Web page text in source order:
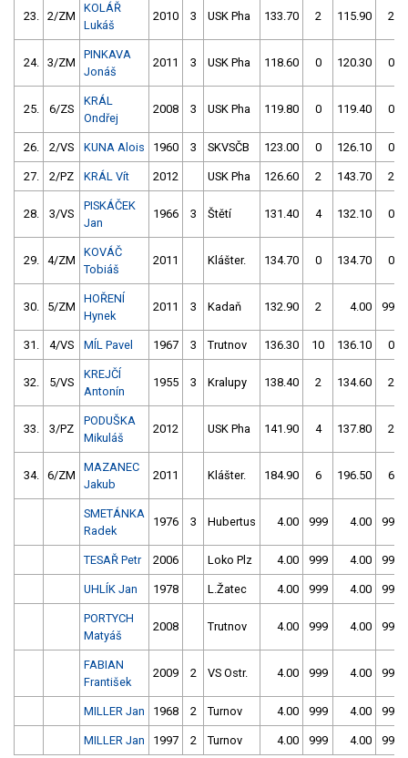
23. 2/ZM
KOLÁŘ
Lukáš
2010 3 USK Pha 133.70 2 115.90 2
24. 3/ZM
PINKAVA
Jonáš
2011 3 USK Pha 118.60 0 120.30 0
25. 6/ZS
KRÁL
Ondřej
2008 3 USK Pha 119.80 0 119.40 0
26. 2/VS KUNA Alois 1960 3 SKVSČB 123.00 0 126.10 0
27. 2/PZ KRÁL Vít 2012 USK Pha 126.60 2 143.70 2
28. 3/VS
PISKÁČEK
Jan
1966 3 Štětí 131.40 4 132.10 0
29. 4/ZM
KOVÁČ
Tobiáš
2011 Klášter. 134.70 0 134.70 0
30. 5/ZM
HOŘENÍ
Hynek
2011 3 Kadaň 132.90 2 4.00 999
31. 4/VS MÍL Pavel 1967 3 Trutnov 136.30 10 136.10 0
32. 5/VS
KREJČÍ
Antonín
1955 3 Kralupy 138.40 2 134.60 2
33. 3/PZ
PODUŠKA
Mikuláš
2012 USK Pha 141.90 4 137.80 2
34. 6/ZM
MAZANEC
Jakub
2011 Klášter. 184.90 6 196.50 6
SMETÁNKA
Radek
1976 3 Hubertus 4.00 999 4.00 999
TESAŘ Petr 2006 Loko Plz 4.00 999 4.00 999
UHLÍK Jan 1978 L.Žatec 4.00 999 4.00 999
PORTYCH
Matyáš
2008 Trutnov 4.00 999 4.00 999
FABIAN
František
2009 2 VS Ostr. 4.00 999 4.00 999
MILLER Jan 1968 2 Turnov 4.00 999 4.00 999
MILLER Jan 1997 2 Turnov 4.00 999 4.00 999